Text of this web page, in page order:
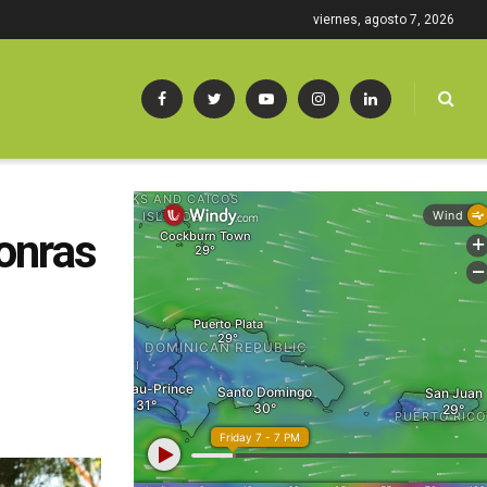
viernes, agosto 7, 2026